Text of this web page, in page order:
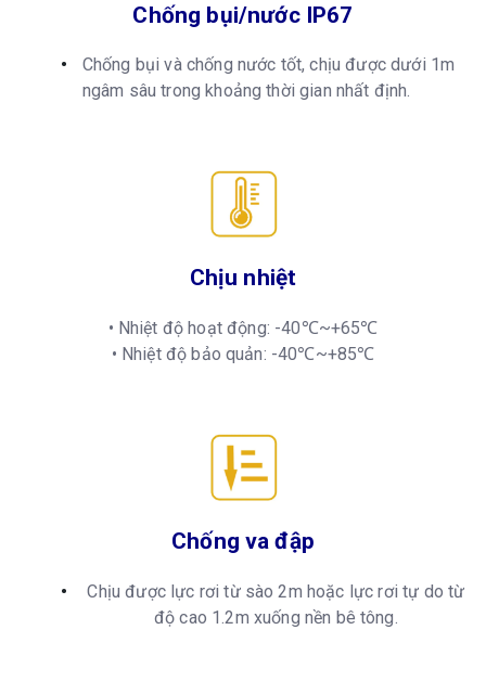
Chống bụi/nước IP67
Chống bụi và chống nước tốt, chịu được dưới 1m
ngâm sâu trong khoảng thời gian nhất định.
Chịu nhiệt
• Nhiệt độ hoạt động: -40℃~+65℃
• Nhiệt độ bảo quản: -40℃~+85℃
Chống va đập
Chịu được lực rơi từ sào 2m hoặc lực rơi tự do từ
độ cao 1.2m xuống nền bê tông.